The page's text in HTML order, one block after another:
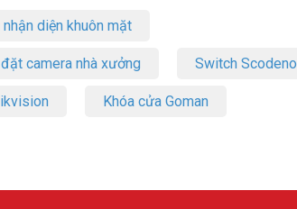
diện khuôn mặt
camera nhà xưởng Switch Scodeno
Khóa cửa Goman